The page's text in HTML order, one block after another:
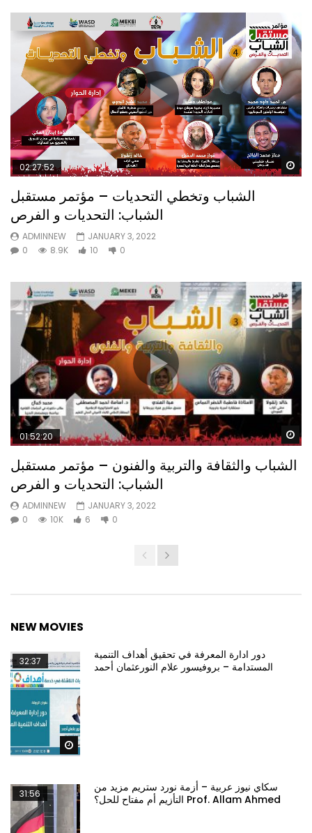
02:27:52
الشباب وتخطي التحديات – مؤتمر مستقبل
الشباب: التحديات و الفرص
ADMINNEW
JANUARY 3, 2022
0
8.9K 10 0
01:52:20
الشباب والثقافة والتربية والفنون – مؤتمر مستقبل
الشباب: التحديات و الفرص
ADMINNEW
JANUARY 3, 2022
0
10K 6 0
NEW MOVIES
Watch Later
32:37
دور ادارة المعرفة في تحقيق أهداف التنمية
المستدامة – بروفيسور علام النورعثمان أحمد
31:56
سكاي نيوز عربية – أزمة نورد ستريم مزيد من
التأزيم أم مفتاح للحل؟ Prof. Allam Ahmed